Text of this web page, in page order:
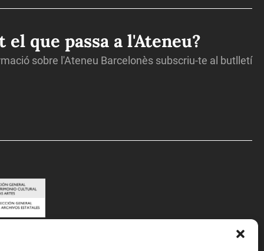
el que passa a l'Ateneu?
sobre l'Ateneu Barcelonès subscriu-te al butlletí